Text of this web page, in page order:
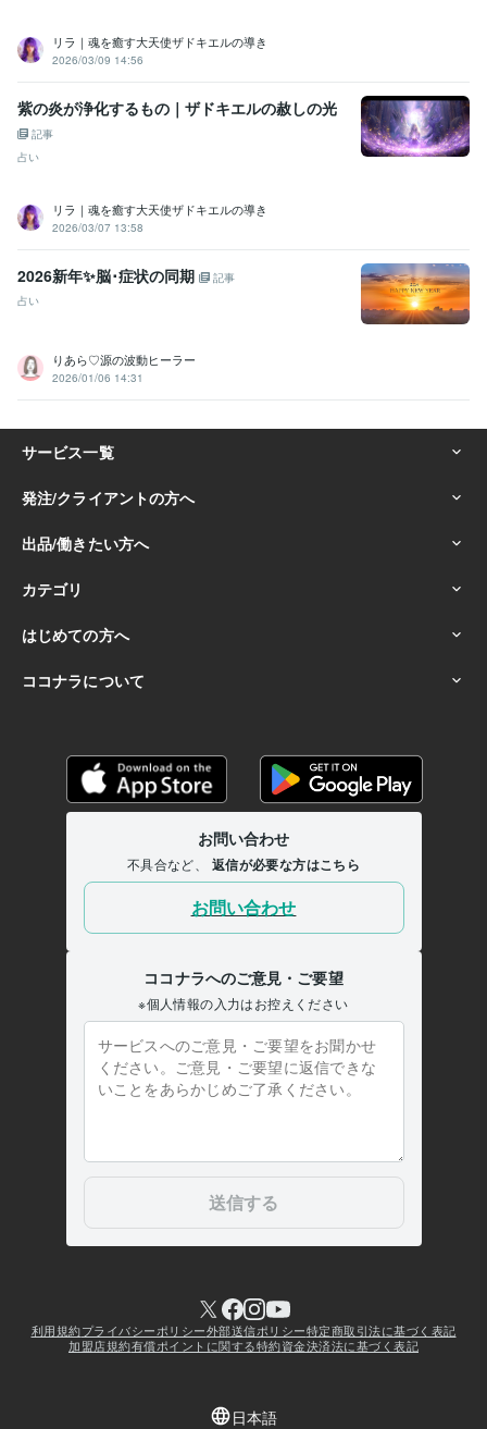
リラ｜魂を癒す大天使ザドキエルの導き
2026/03/09 14:56
紫の炎が浄化するもの｜ザドキエルの赦しの光
記事
占い
リラ｜魂を癒す大天使ザドキエルの導き
2026/03/07 13:58
2026新年✨脳･症状の同期
記事
占い
りあら♡源の波動ヒーラー
2026/01/06 14:31